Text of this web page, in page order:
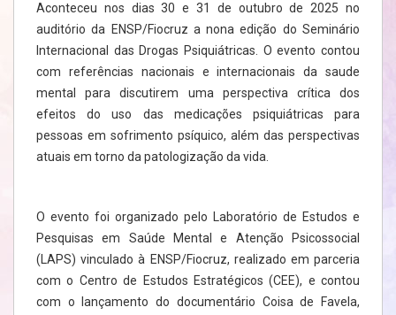
Aconteceu nos dias 30 e 31 de outubro de 2025 no
auditório da ENSP/Fiocruz a nona edição do Seminário
Internacional das Drogas Psiquiátricas. O evento contou
com referências nacionais e internacionais da saude
mental para discutirem uma perspectiva crítica dos
efeitos do uso das medicações psiquiátricas para
pessoas em sofrimento psíquico, além das perspectivas
atuais em torno da patologização da vida.
O evento foi organizado pelo Laboratório de Estudos e
Pesquisas em Saúde Mental e Atenção Psicossocial
(LAPS) vinculado à ENSP/Fiocruz, realizado em parceria
com o Centro de Estudos Estratégicos (CEE), e contou
com o lançamento do documentário Coisa de Favela,